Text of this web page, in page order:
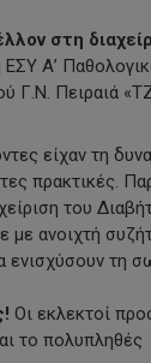
στη
Α’
Γ.Ν. Πειραιά
είχαν τη
πρακτικές.
του
ανοιχτή
τη
Οι εκλεκτοί
το